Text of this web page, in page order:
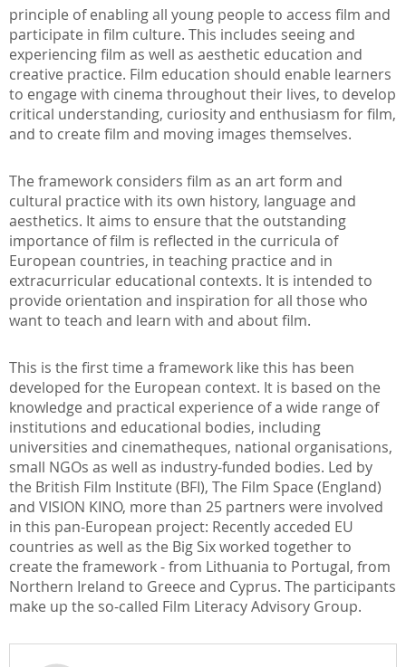
principle of enabling all young people to access film and
participate in film culture. This includes seeing and
experiencing film as well as aesthetic education and
creative practice. Film education should enable learners
to engage with cinema throughout their lives, to develop
critical understanding, curiosity and enthusiasm for film,
and to create film and moving images themselves.
The framework considers film as an art form and
cultural practice with its own history, language and
aesthetics. It aims to ensure that the outstanding
importance of film is reflected in the curricula of
European countries, in teaching practice and in
extracurricular educational contexts. It is intended to
provide orientation and inspiration for all those who
want to teach and learn with and about film.
This is the first time a framework like this has been
developed for the European context. It is based on the
knowledge and practical experience of a wide range of
institutions and educational bodies, including
universities and cinematheques, national organisations,
small NGOs as well as industry-funded bodies. Led by
the British Film Institute (BFI), The Film Space (England)
and VISION KINO, more than 25 partners were involved
in this pan-European project: Recently acceded EU
countries as well as the Big Six worked together to
create the framework - from Lithuania to Portugal, from
Northern Ireland to Greece and Cyprus. The participants
make up the so-called Film Literacy Advisory Group.